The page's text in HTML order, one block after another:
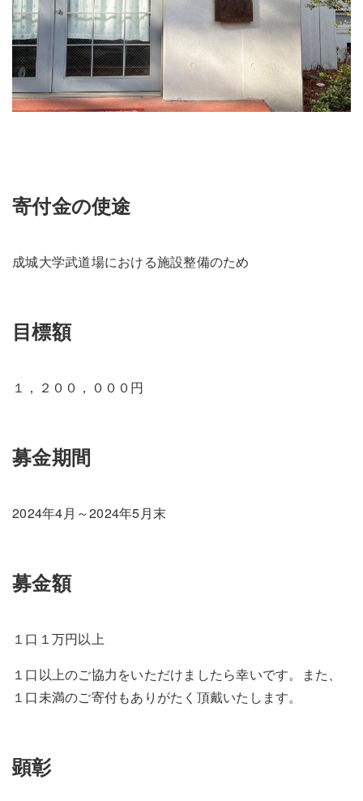
寄付金の使途
成城大学武道場における施設整備のため
目標額
１，２００，０００円
募金期間
2024年4月～2024年5月末
募金額
１口１万円以上
１口以上のご協力をいただけましたら幸いです。また、
１口未満のご寄付もありがたく頂戴いたします。
顕彰